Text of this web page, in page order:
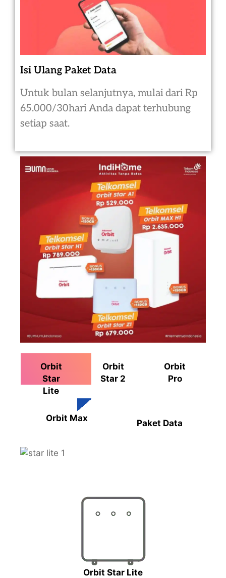
Isi Ulang Paket Data
Untuk bulan selanjutnya, mulai dari Rp
65.000/30hari Anda dapat terhubung
setiap saat.
Orbit
Star
Lite
Orbit
Star 2
Orbit
Pro
Orbit Max Paket Data
Orbit Star Lite